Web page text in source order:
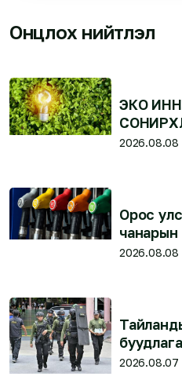
Онцлох нийтлэл
ЭКО
2026.08.08
Орос
чанарын
2026.08.08
буудлага болж,
нас
2026.08.07